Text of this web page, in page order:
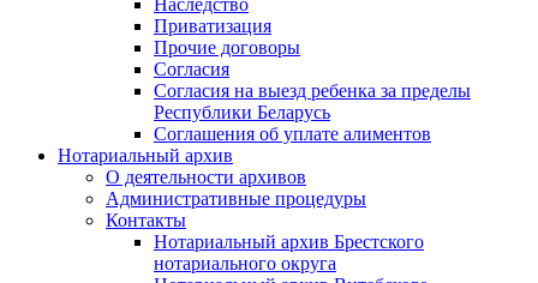
Наследство
Приватизация
Прочие договоры
Согласия
Согласия на выезд ребенка за пределы
Республики Беларусь
Соглашения об уплате алиментов
Нотариальный архив
О деятельности архивов
Административные процедуры
Контакты
Нотариальный архив Брестского
нотариального округа